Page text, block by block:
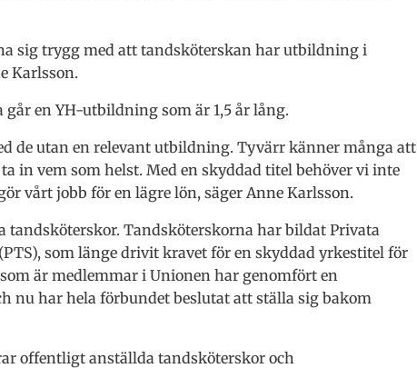
sig trygg med att tandsköterskan har utbildning i
Karlsson.
en YH-utbildning som är 1,5 år lång.
de utan en relevant utbildning. Tyvärr känner många att
in vem som helst. Med en skyddad titel behöver vi inte
vårt jobb för en lägre lön, säger Anne Karlsson.
Tandsköterskorna har bildat Privata
som länge drivit kravet för en skyddad yrkestitel för
är medlemmar i Unionen har genomfört en
nu har hela förbundet beslutat att ställa sig bakom
offentligt anställda tandsköterskor och